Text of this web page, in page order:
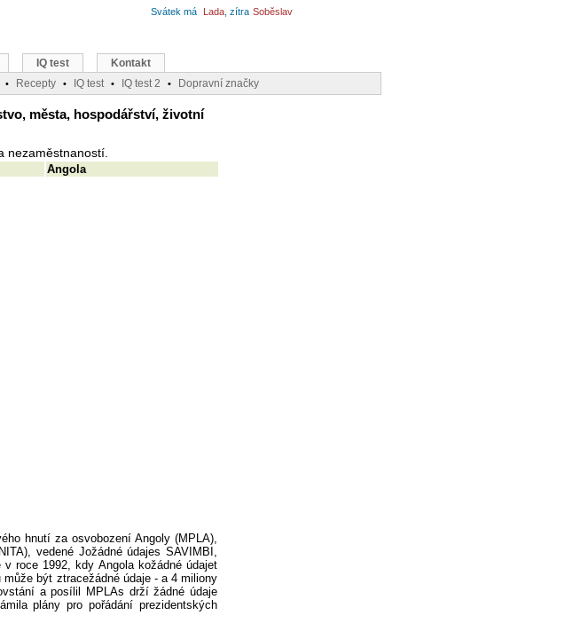
města, hospodářství, životní
nezaměstnaností.
Angola
hnutí za osvobození Angoly (MPLA),
vedené Jožádné údajes SAVIMBI,
roce 1992, kdy Angola kožádné údajet
být ztracežádné údaje - a 4 miliony
a posílil MPLAs drží žádné údaje
plány pro pořádání prezidentských
Svátek má Lada , zítra Soběslav
IQ test
Kontakt
• Recepty • IQ test • IQ test 2 • Dopravní značky